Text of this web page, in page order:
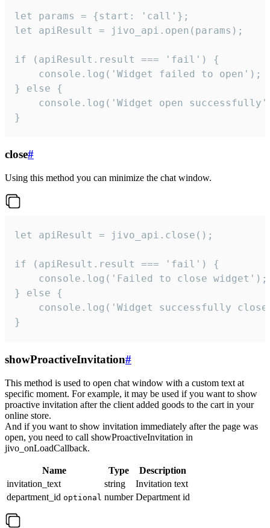
let params = {start: 'call'};
let apiResult = jivo_api.open(params);
if (apiResult.result === 'fail') {
    console.log('Widget failed to open');
} else {
console.log('Widget open
}
close#
Using this method you can minimize the chat window.
let apiResult = jivo_api.close();
if (apiResult.result === 'fail') {
    console.log('Failed to close widget');
} else {
console.log('Widget successfully
}
showProactiveInvitation#
This method is used to open chat window with a custom text at
specific moment. For example, it may be used if you want to show
proactive invitation after the client added goods to the cart in your
online store.
And if you want to show invitation immediately after the page was
open, you need to call showProactiveInvitation in
jivo_onLoadCallback.
Name Type
Description
invitation_text
string
Invitation text
department_id optional number Department id